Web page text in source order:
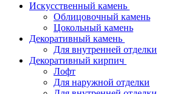
Искусственный камень
Облицовочный камень
Цокольный камень
Декоративный камень
Для внутренней отделки
Декоративный кирпич
Лофт
Для наружной отделки